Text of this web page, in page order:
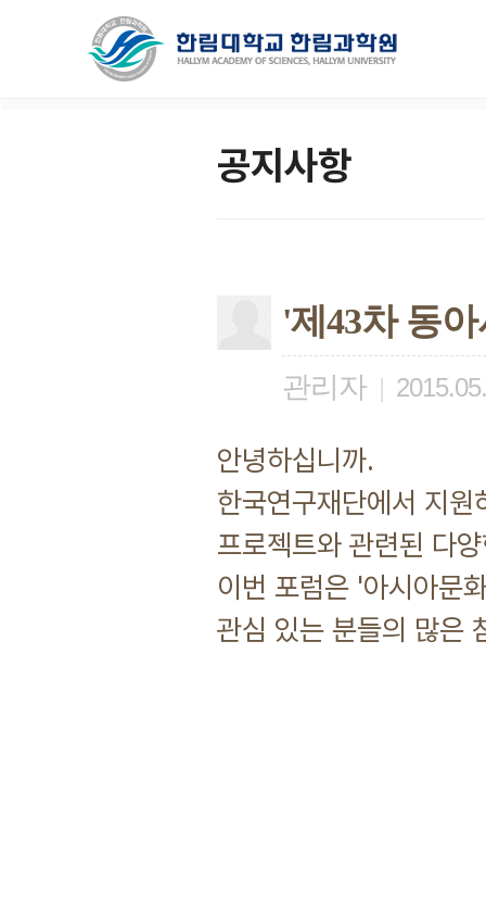
공지사항
'제43차 동
관리자 |
안녕하십니까.
한국연구재단에서 지
프로젝트와 관련된 다
이번 포럼은 '아시아문
관심 있는 분들의 많은